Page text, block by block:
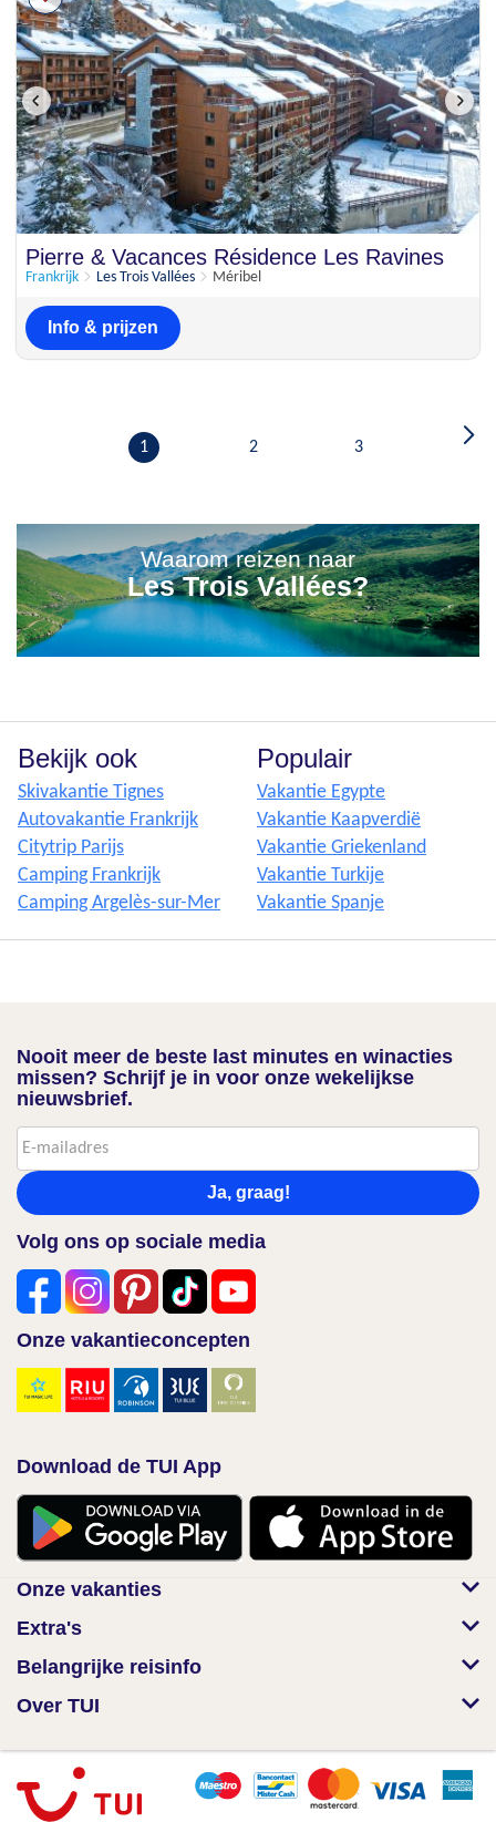
Pierre & Vacances Résidence Les Ravines
Frankrijk Les Trois Vallées Méribel
Info & prijzen
1 2 3
Waarom reizen naar
Les Trois Vallées?
Bekijk ook
Skivakantie Tignes
Autovakantie Frankrijk
Citytrip Parijs
Camping Frankrijk
Camping Argelès-sur-Mer
Populair
Vakantie Egypte
Vakantie Kaapverdië
Vakantie Griekenland
Vakantie Turkije
Vakantie Spanje
Nooit meer de beste last minutes en winacties
missen? Schrijf je in voor onze wekelijkse
nieuwsbrief.
Ja, graag!
Volg ons op sociale media
Onze vakantieconcepten
Download de TUI App
Onze vakanties
Extra's
Belangrijke reisinfo
Over TUI